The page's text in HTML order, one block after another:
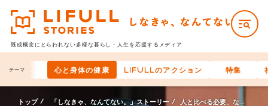
既成概念にとらわれない多様な暮らし・人生を応援するメディア
テーマ
お金 心と身体の健康 LIFULLのアクション 特集
トップ 「しなきゃ、なんてない。」ストーリー 人と比べる必要、なんてない。バリスタ井崎英典が語る、自分らしく生きるためのヒント